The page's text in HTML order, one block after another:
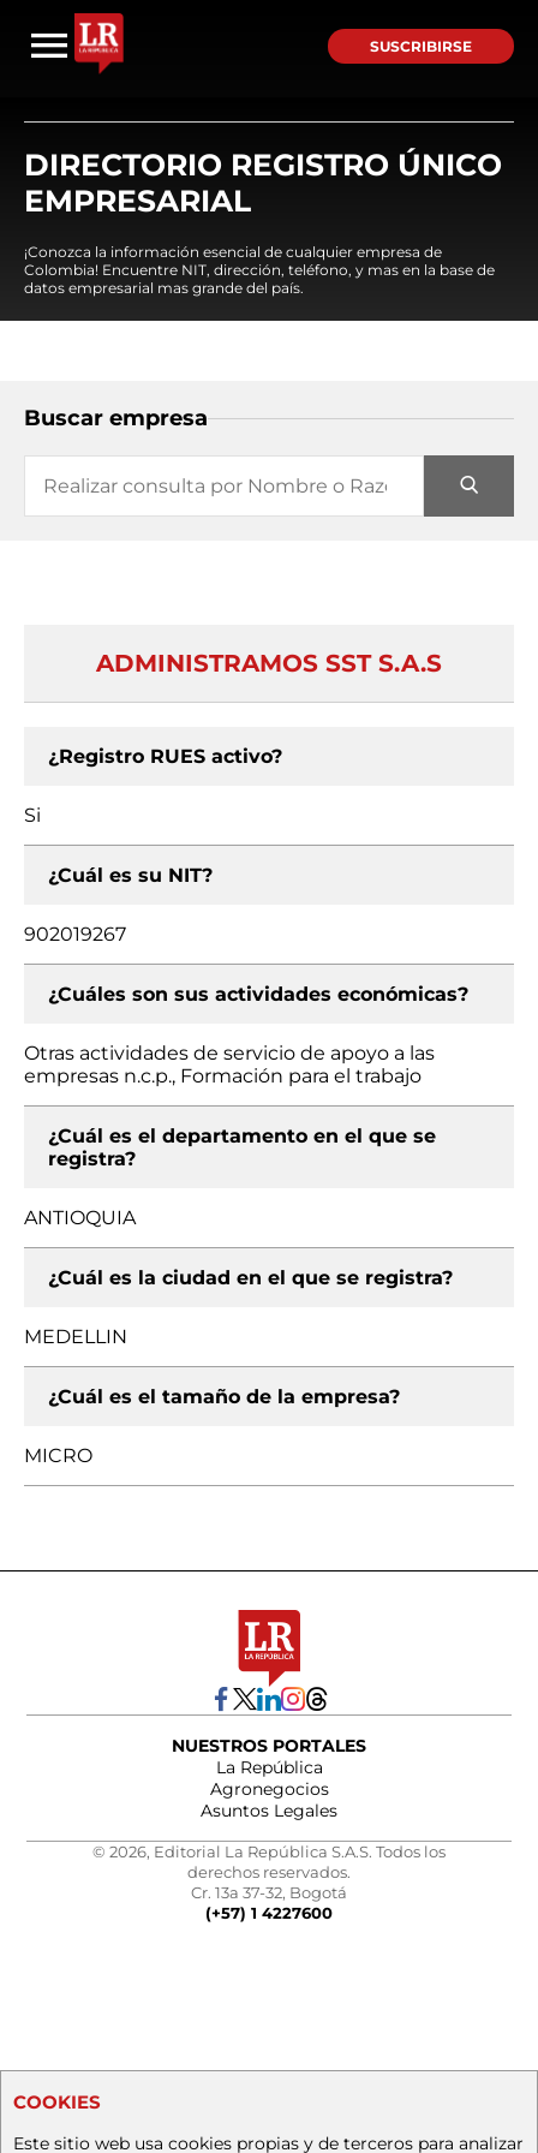
SUSCRIBIRSE
DIRECTORIO REGISTRO ÚNICO
EMPRESARIAL
¡Conozca la información esencial de cualquier empresa de
Colombia! Encuentre NIT, dirección, teléfono, y mas en la base de
datos empresarial mas grande del país.
Buscar empresa
ADMINISTRAMOS SST S.A.S
¿Registro RUES activo?
Si
¿Cuál es su NIT?
902019267
¿Cuáles son sus actividades económicas?
Otras actividades de servicio de apoyo a las
empresas n.c.p., Formación para el trabajo
¿Cuál es el departamento en el que se
registra?
ANTIOQUIA
¿Cuál es la ciudad en el que se registra?
MEDELLIN
¿Cuál es el tamaño de la empresa?
MICRO
NUESTROS PORTALES
La República
Agronegocios
Asuntos Legales
© 2026, Editorial La República S.A.S. Todos los
derechos reservados.
Cr. 13a 37-32, Bogotá
(+57) 1 4227600
COOKIES
Este sitio web usa cookies propias y de terceros para analizar